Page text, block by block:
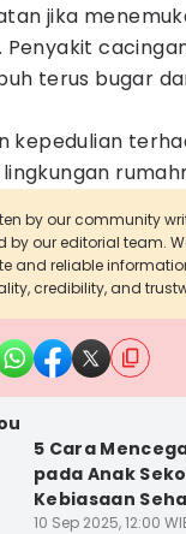
jika
Penyakit
terus bugar
kepedulian
by our community
by our editorial team.
and reliable
credibility, and
5 Cara
pada Anak
Kebiasaan
10 Sep 2025, 12:00